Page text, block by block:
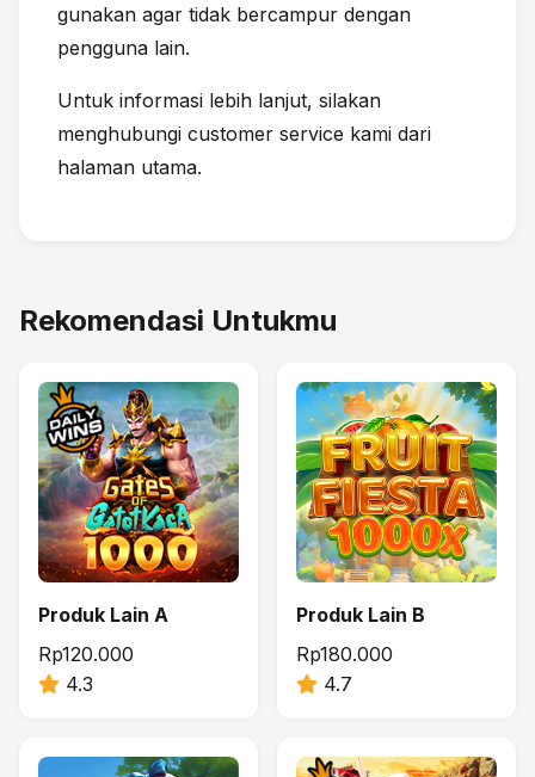
gunakan agar tidak bercampur dengan
pengguna lain.
Untuk informasi lebih lanjut, silakan
menghubungi customer service kami dari
halaman utama.
Rekomendasi Untukmu
Produk Lain A
Rp120.000
4.3
Produk Lain B
Rp180.000
4.7